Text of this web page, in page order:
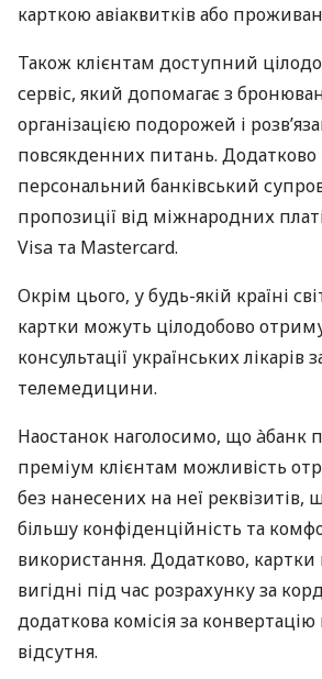
карткою авіаквитків або
Також клієнтам доступний
сервіс, який допомагає з
організацією подорожей і
повсякденних питань.
персональний банківський
пропозиції від міжнародних
Visa та Mastercard.
Окрім цього, у будь-якій країні
картки можуть цілодобово
консультації українських лікарів
телемедицини.
Наостанок наголосимо, що àбанк
преміум клієнтам можливість
без нанесених на неї реквізитів,
більшу конфіденційність та
використання. Додатково,
вигідні під час розрахунку за
додаткова комісія за
відсутня.